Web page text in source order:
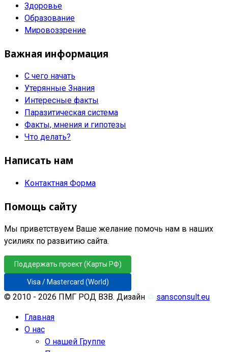
Здоровье
Образование
Мировоззрение
Важная информация
С чего начать
Утерянные Знания
Интересные факты
Паразитическая система
Факты, мнения и гипотезы
Что делать?
Написать нам
Контактная Форма
Помощь сайту
Мы приветствуем Ваше желание помочь нам в наших
усилиях по развитию сайта.
Поддержать проект (Карты РФ)
Visa / Mastercard (World)
© 2010 - 2026 ПМГ РОД ВЗВ. Дизайн ♲ sansconsult.eu
Главная
О нас
О нашей Группе